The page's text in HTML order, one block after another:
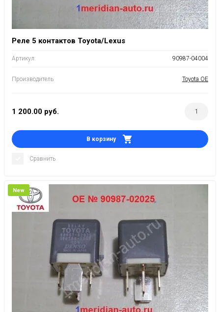
Реле 5 контактов Toyota/Lexus
Артикул: 90987-04004
Производитель Toyota OE
1 200.00 руб.
В корзину
Сравнить
New